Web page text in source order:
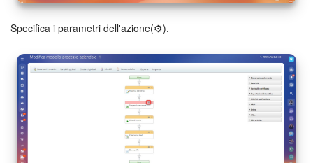
Bitrix24 Messenger
Domande generali
INIZIA GRATIS
ACCEDI
Specifica i parametri dell'azione(⚙️).